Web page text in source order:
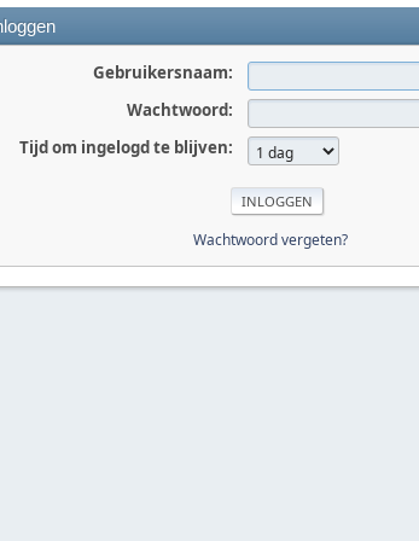
Gebruikersnaam:
Wachtwoord:
Tijd om ingelogd te blijven:
Wachtwoord vergeten?